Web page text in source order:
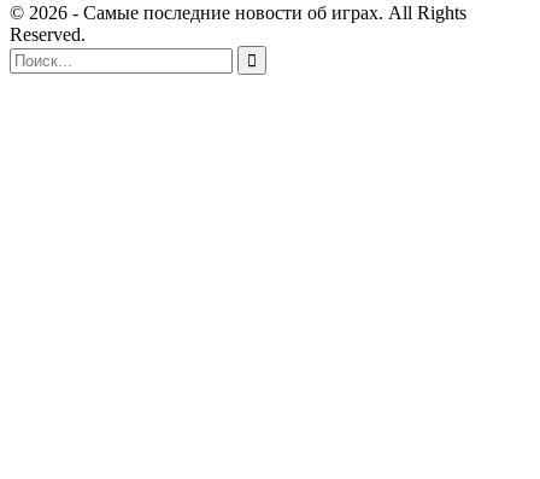
© 2026 - Самые последние новости об играх. All Rights
Reserved.